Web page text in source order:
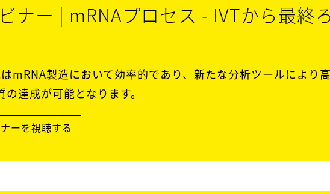
ナー | mRNAプロセス - IVTから最終
mRNA製造において効率的であり、新たな分析ツールにより
の達成が可能となります。
ーを視聴する